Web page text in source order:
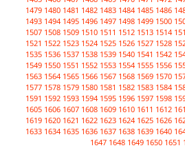
1479 1480 1481 1482 1483 1484 1485 1486
1493 1494 1495 1496 1497 1498 1499 1500
1507 1508 1509 1510 1511 1512 1513 1514
1521 1522 1523 1524 1525 1526 1527 1528
1535 1536 1537 1538 1539 1540 1541 1542
1549 1550 1551 1552 1553 1554 1555 1556
1563 1564 1565 1566 1567 1568 1569 1570
1577 1578 1579 1580 1581 1582 1583 1584
1591 1592 1593 1594 1595 1596 1597 1598
1605 1606 1607 1608 1609 1610 1611 1612
1619 1620 1621 1622 1623 1624 1625 1626
1633 1634 1635 1636 1637 1638 1639 1640
1647 1648 1649 1650 1651